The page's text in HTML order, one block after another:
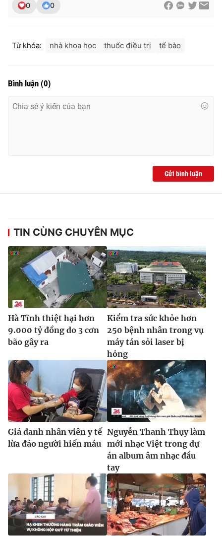
THỜI BÁO VTV
Cơ quan chủ quản:
Cơ quan báo chí:
Thời báo VTV
024.38 355 931 - 024.38 355 932
® Cấm sao chép dưới mọi hình thức nếu không có sự chấp
thuận bằng văn bản. Ghi rõ nguồn VTV.vn khi phát hành lại
thông tin từ website này.
0 0
Từ khóa: nhà khoa học thuốc điều trị tế bào
Bình luận (0)
Gửi bình luận
TIN CÙNG CHUYÊN MỤC
Hà Tĩnh thiệt hại hơn
9.000 tỷ đồng do 3 cơn
bão gây ra
Kiểm tra sức khỏe hơn
250 bệnh nhân trong vụ
máy tán sỏi laser bị
hỏng
Giả danh nhân viên y tế
lừa đảo người hiến máu
Nguyễn Thanh Thụy làm
mới nhạc Việt trong dự
án album âm nhạc đầu
tay